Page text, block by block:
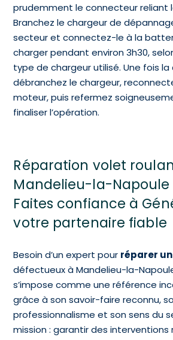
prudemment le connecteur reliant
Branchez le chargeur de
secteur et connectez-le à la
charger pendant environ 3h30,
type de chargeur utilisé. Une fois
débranchez le chargeur,
moteur, puis refermez
finaliser l’opération.
Réparation volet
Mandelieu-la-Napoule
Faites confiance à
votre partenaire fiable
Besoin d’un expert pour réparer
défectueux à Mandelieu-la-
s’impose comme une référence
grâce à son savoir-faire reconnu,
professionnalisme et son sens du
mission : garantir des